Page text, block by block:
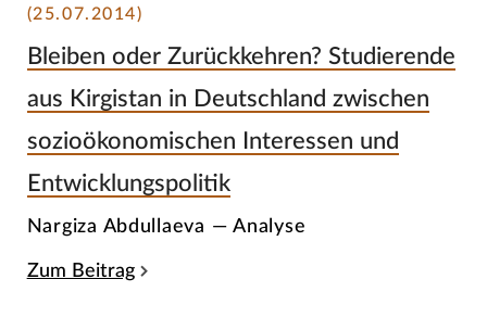
(25.07.2014)
Bleiben oder Zurückkehren? Studierende
aus Kirgistan in Deutschland zwischen
sozioökonomischen Interessen und
Entwicklungspolitik
Nargiza Abdullaeva — Analyse
Zum Beitrag